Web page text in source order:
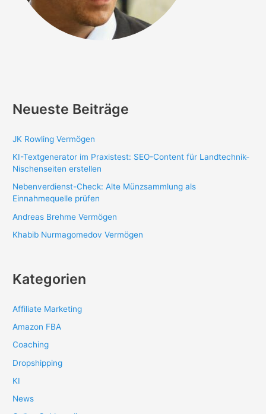
Neueste Beiträge
JK Rowling Vermögen
KI-Textgenerator im Praxistest: SEO-Content für Landtechnik-
Nischenseiten erstellen
Nebenverdienst-Check: Alte Münzsammlung als
Einnahmequelle prüfen
Andreas Brehme Vermögen
Khabib Nurmagomedov Vermögen
Kategorien
Affiliate Marketing
Amazon FBA
Coaching
Dropshipping
KI
News